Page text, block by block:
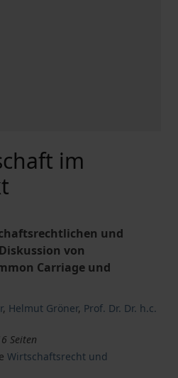
im
und
von
Carriage und
, Helmut Gröner, Prof. Dr. Dr. h.c.
Seiten
Wirtschaftsrecht und